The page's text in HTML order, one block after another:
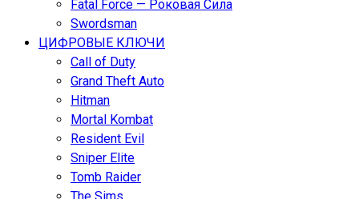
Fatal Force — Роковая Сила
Swordsman
ЦИФРОВЫЕ КЛЮЧИ
Call of Duty
Grand Theft Auto
Hitman
Mortal Kombat
Resident Evil
Sniper Elite
Tomb Raider